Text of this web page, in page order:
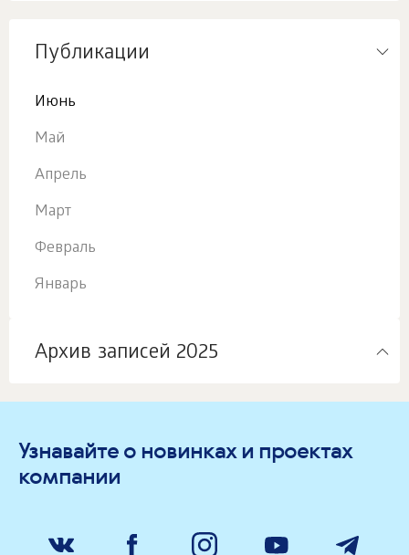
Публикации
Июнь
Май
Апрель
Март
Февраль
Январь
Архив записей 2025
Узнавайте о новинках и проектах
компании